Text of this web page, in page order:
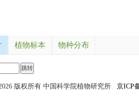
植物标本 物种分布
版权所有 中国科学院植物研究所 京ICP